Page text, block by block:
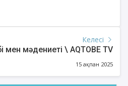
Келесі
мен мәдениеті \ AQTOBE TV
15 ақпан 2025